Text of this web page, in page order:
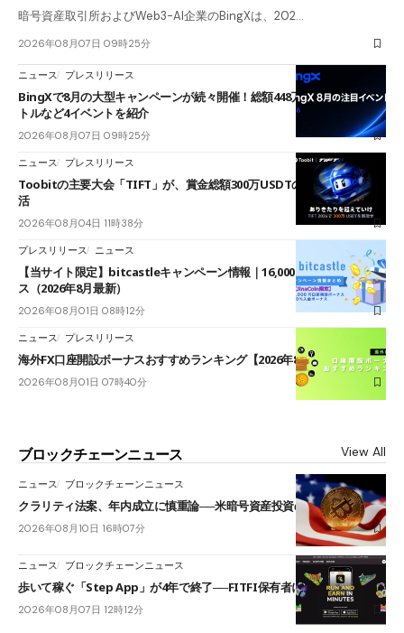
暗号資産取引所およびWeb3-AI企業のBingXは、202…
2026年08月07日 09時25分
ニュース プレスリリース
BingXで8月の大型キャンペーンが続々開催！総額448万USDT超のAIバ
トルなど4イベントを紹介
2026年08月07日 09時25分
ニュース プレスリリース
Toobitの主要大会「TIFT」が、賞金総額300万USDTのレースとして復
活
2026年08月04日 11時38分
プレスリリース ニュース
【当サイト限定】bitcastleキャンペーン情報｜16,000円口座開設ボーナ
ス（2026年8月最新）
2026年08月01日 08時12分
ニュース プレスリリース
海外FX口座開設ボーナスおすすめランキング【2026年8月最新】
2026年08月01日 07時40分
ブロックチェーンニュース View All
ニュース ブロックチェーンニュース
クラリティ法案、年内成立に慎重論──米暗号資産投資の海外流出懸念も
2026年08月10日 16時07分
ニュース ブロックチェーンニュース
歩いて稼ぐ「Step App」が4年で終了──FITFI保有者に対応呼びかけ
2026年08月07日 12時12分